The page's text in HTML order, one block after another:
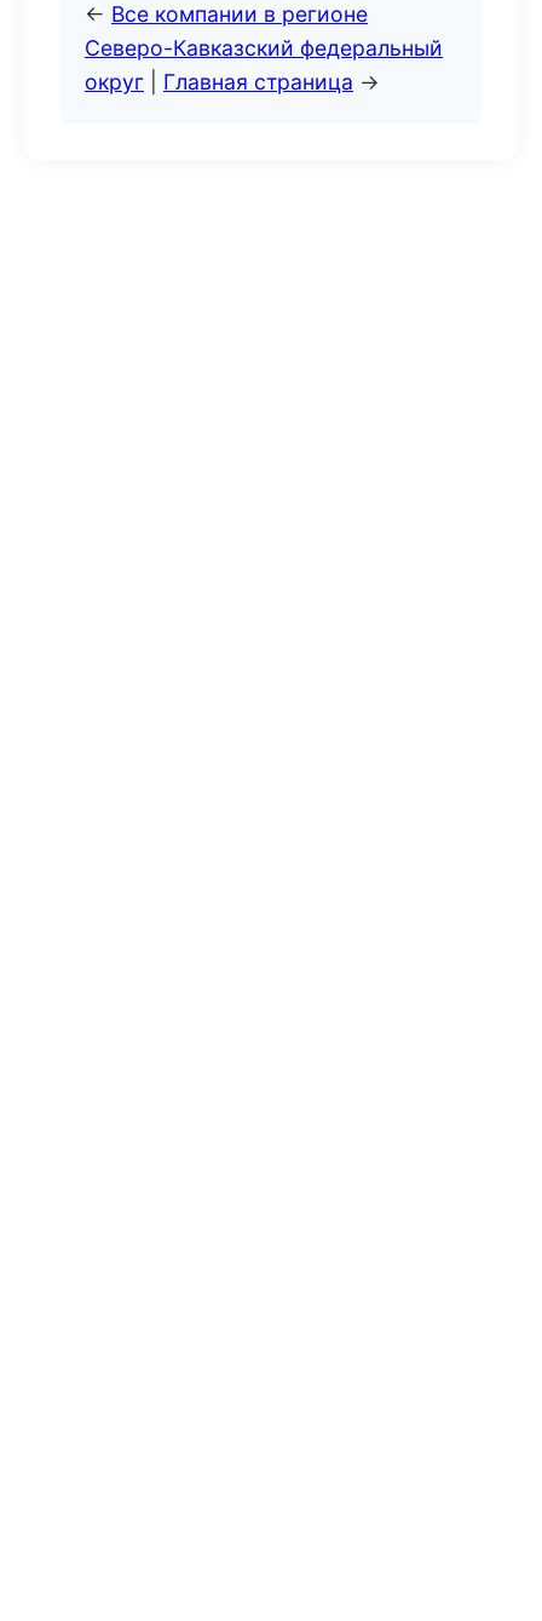
← Все компании в регионе
Северо-Кавказский федеральный
округ
Главная страница →